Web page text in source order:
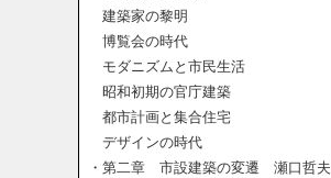
建築家の黎明
博覧会の時代
モダニズムと市民生活
昭和初期の官庁建築
都市計画と集合住宅
デザインの時代
・第二章 市設建築の変遷 瀬口哲夫